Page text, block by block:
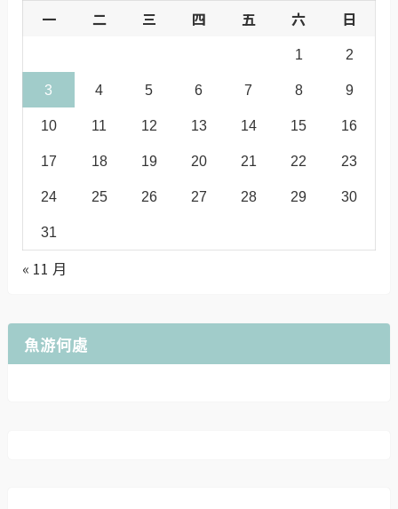
一
二 三 四 五 六 日
1 2
3 4 5 6 7 8 9
10 11 12 13 14 15 16
17 18 19 20 21 22 23
24 25 26 27 28 29 30
31
« 11 月
魚游何處